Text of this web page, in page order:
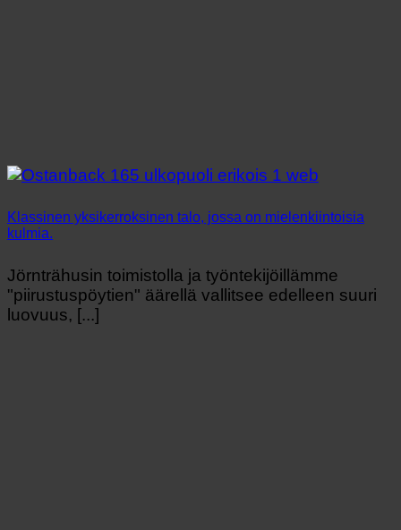
Klassinen yksikerroksinen talo, jossa on mielenkiintoisia
kulmia.
Jörnträhusin toimistolla ja työntekijöillämme
"piirustuspöytien" äärellä vallitsee edelleen suuri
luovuus, [...]